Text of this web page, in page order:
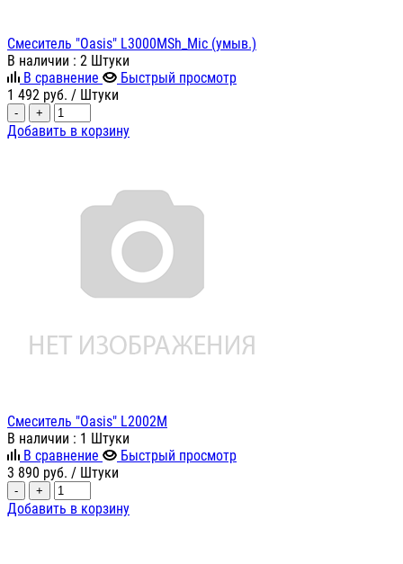
Смеситель "Oasis" L3000MSh_Mic (умыв.)
В наличии : 2 Штуки
В сравнение
Быстрый просмотр
1 492 руб. / Штуки
- +
Добавить в корзину
Смеситель "Oasis" L2002M
В наличии : 1 Штуки
В сравнение
Быстрый просмотр
3 890 руб. / Штуки
- +
Добавить в корзину